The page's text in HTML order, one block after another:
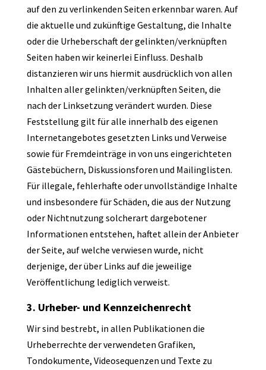
auf den zu verlinkenden Seiten erkennbar waren. Auf
die aktuelle und zukünftige Gestaltung, die Inhalte
oder die Urheberschaft der gelinkten/verknüpften
Seiten haben wir keinerlei Einfluss. Deshalb
distanzieren wir uns hiermit ausdrücklich von allen
Inhalten aller gelinkten/verknüpften Seiten, die
nach der Linksetzung verändert wurden. Diese
Feststellung gilt für alle innerhalb des eigenen
Internetangebotes gesetzten Links und Verweise
sowie für Fremdeinträge in von uns eingerichteten
Gästebüchern, Diskussionsforen und Mailinglisten.
Für illegale, fehlerhafte oder unvollständige Inhalte
und insbesondere für Schäden, die aus der Nutzung
oder Nichtnutzung solcherart dargebotener
Informationen entstehen, haftet allein der Anbieter
der Seite, auf welche verwiesen wurde, nicht
derjenige, der über Links auf die jeweilige
Veröffentlichung lediglich verweist.
3. Urheber- und Kennzeichenrecht
Wir sind bestrebt, in allen Publikationen die
Urheberrechte der verwendeten Grafiken,
Tondokumente, Videosequenzen und Texte zu